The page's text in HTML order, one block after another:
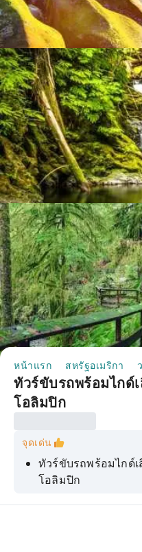
หน้าแรก สหรัฐอเมริกา
ทัวร์ขับรถพร้อมไกด์
โอลิมปิก
จุดเด่น
ทัวร์ขับรถพร้อมไกด์
โอลิมปิก